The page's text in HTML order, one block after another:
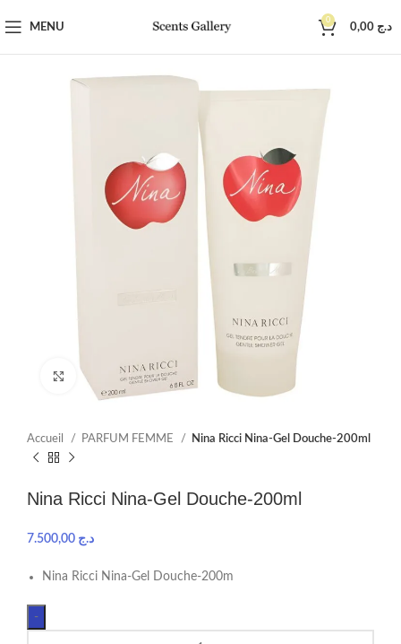
MENU
0
د.ج
Click to enlarge
Accueil PARFUM FEMME Nina Ricci Nina-Gel Douche-200ml
Nina Ricci Nina-Gel Douche-200ml
د.ج
Nina Ricci Nina-Gel Douche-200m